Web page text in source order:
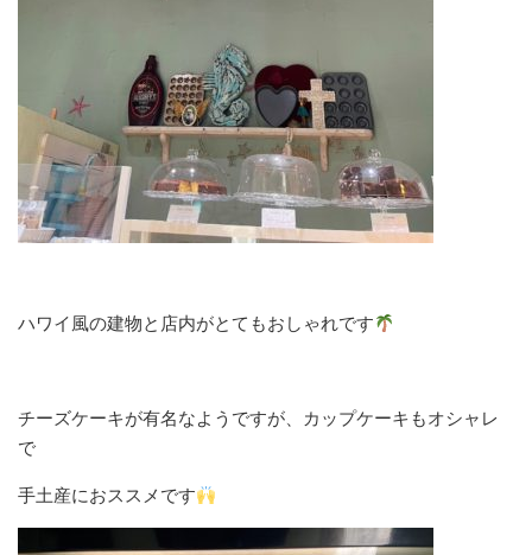
ハワイ風の建物と店内がとてもおしゃれです
チーズケーキが有名なようですが、カップケーキもオシャレ
で
手土産におススメです